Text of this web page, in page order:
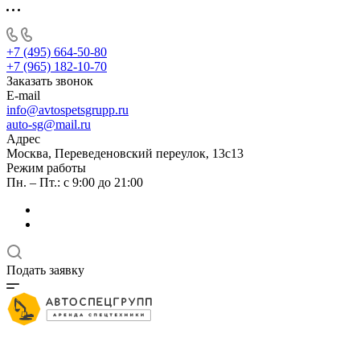
+7 (495) 664-50-80
+7 (965) 182-10-70
Заказать звонок
E-mail
info@avtospetsgrupp.ru
auto-sg@mail.ru
Адрес
Москва, Переведеновский переулок, 13с13
Режим работы
Пн. – Пт.: с 9:00 до 21:00
Подать заявку